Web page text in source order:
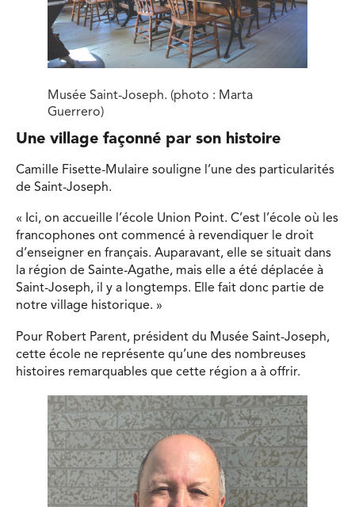
Musée Saint-Joseph. (photo : Marta
Guerrero)
Une village façonné par son histoire
Camille Fisette-Mulaire souligne l’une des particularités
de Saint-Joseph.
« Ici, on accueille l’école Union Point. C’est l’école où les
francophones ont commencé à revendiquer le droit
d’enseigner en français. Auparavant, elle se situait dans
la région de Sainte-Agathe, mais elle a été déplacée à
Saint-Joseph, il y a longtemps. Elle fait donc partie de
notre village historique. »
Pour Robert Parent, président du Musée Saint-Joseph,
cette école ne représente qu’une des nombreuses
histoires remarquables que cette région a à offrir.